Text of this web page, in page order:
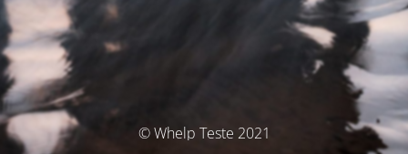
© Whelp Teste 2021